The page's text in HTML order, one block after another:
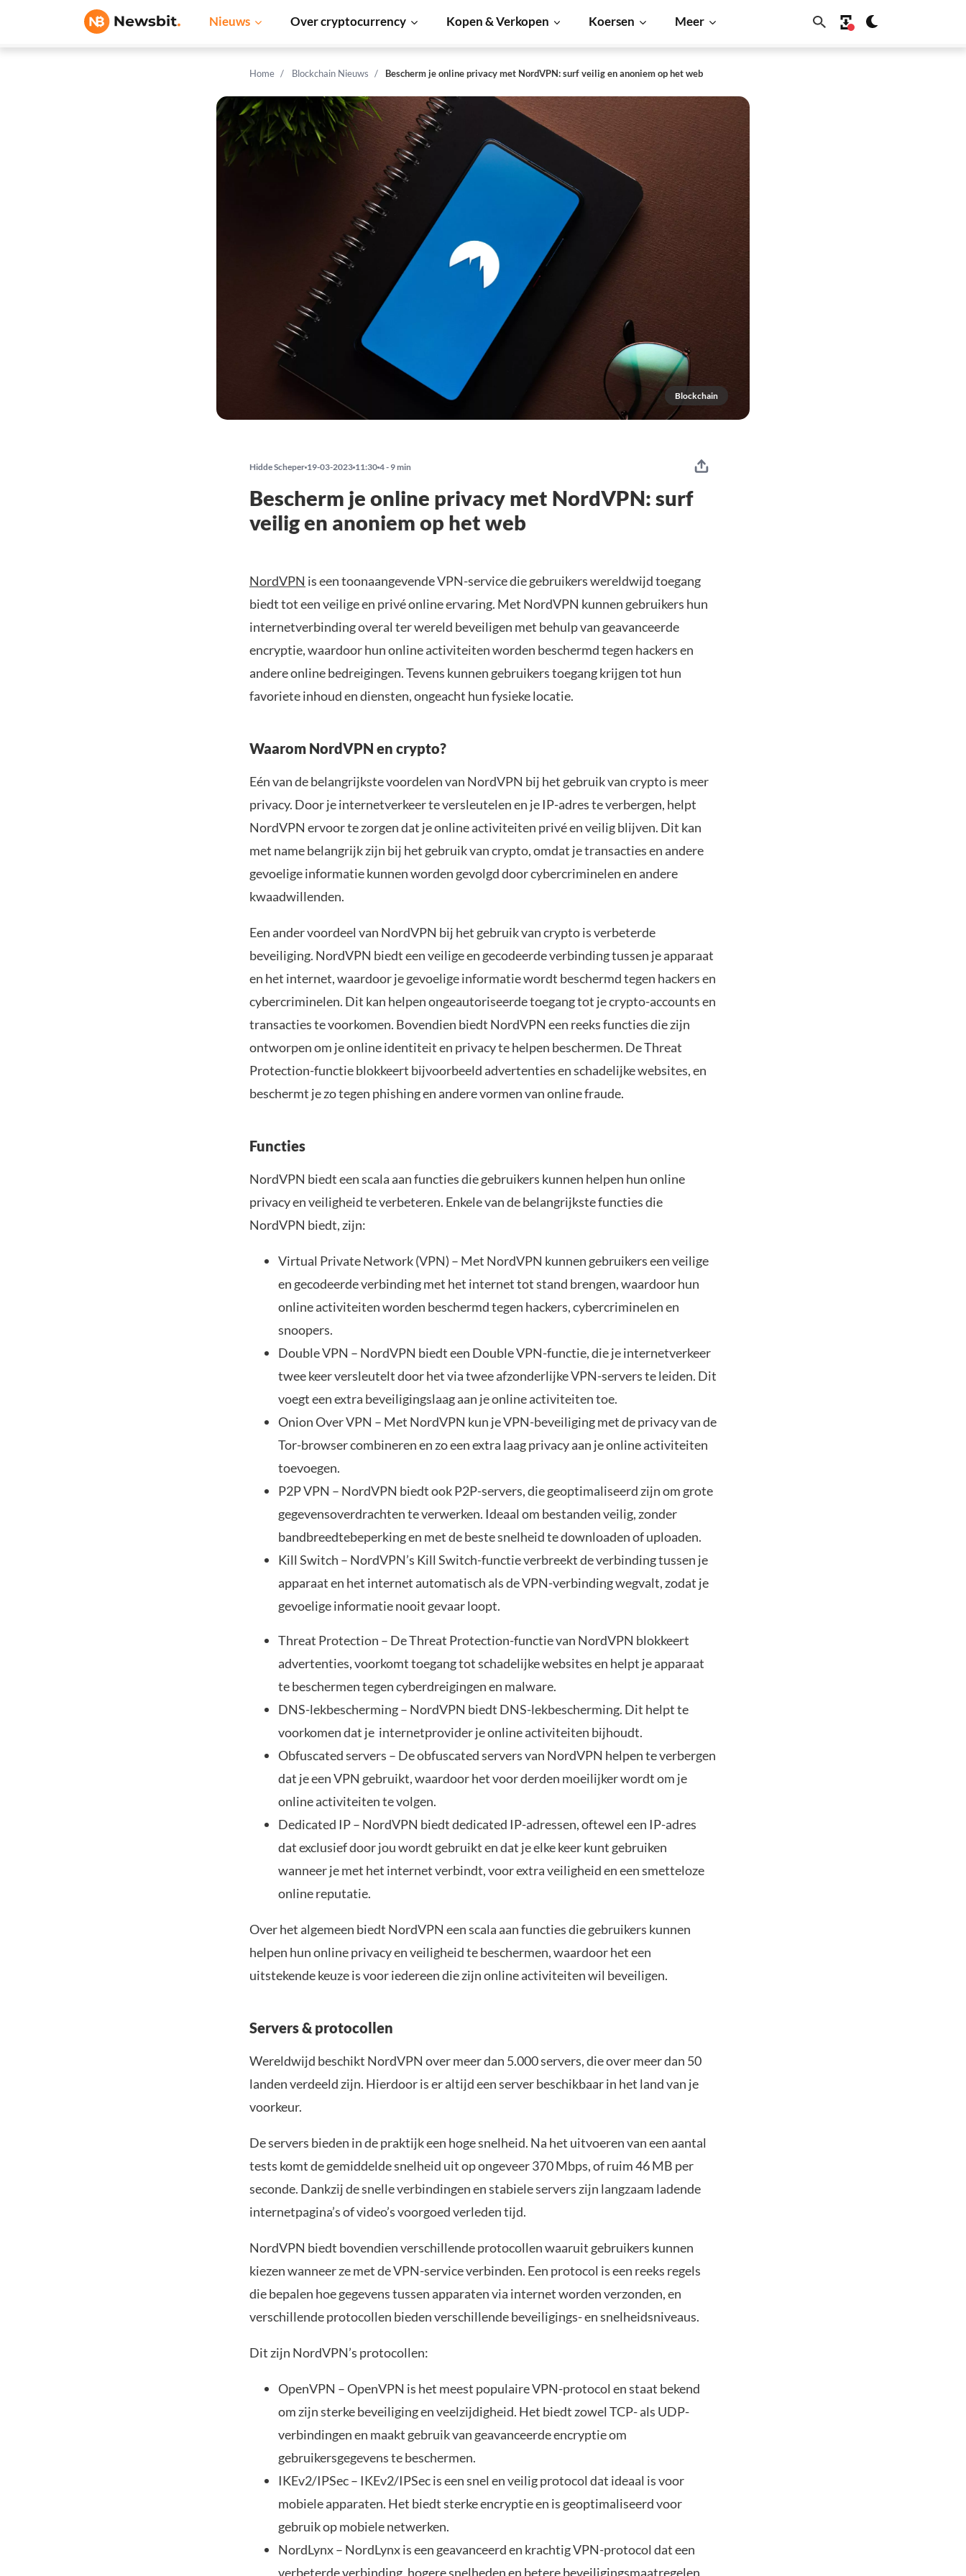
Nieuws Over cryptocurrency Kopen & Verkopen Koersen Meer
Home Blockchain Nieuws Bescherm je online privacy met NordVPN: surf veilig en anoniem op het web
Blockchain
Hidde Scheper 19-03-2023 11:30 4 - 9 min
Bescherm je online privacy met NordVPN: surf
veilig en anoniem op het web
NordVPN is een toonaangevende VPN-service die gebruikers wereldwijd toegang
biedt tot een veilige en privé online ervaring. Met NordVPN kunnen gebruikers hun
internetverbinding overal ter wereld beveiligen met behulp van geavanceerde
encryptie, waardoor hun online activiteiten worden beschermd tegen hackers en
andere online bedreigingen. Tevens kunnen gebruikers toegang krijgen tot hun
favoriete inhoud en diensten, ongeacht hun fysieke locatie.
Waarom NordVPN en crypto?
Eén van de belangrijkste voordelen van NordVPN bij het gebruik van crypto is meer
privacy. Door je internetverkeer te versleutelen en je IP-adres te verbergen, helpt
NordVPN ervoor te zorgen dat je online activiteiten privé en veilig blijven. Dit kan
met name belangrijk zijn bij het gebruik van crypto, omdat je transacties en andere
gevoelige informatie kunnen worden gevolgd door cybercriminelen en andere
kwaadwillenden.
Een ander voordeel van NordVPN bij het gebruik van crypto is verbeterde
beveiliging. NordVPN biedt een veilige en gecodeerde verbinding tussen je apparaat
en het internet, waardoor je gevoelige informatie wordt beschermd tegen hackers en
cybercriminelen. Dit kan helpen ongeautoriseerde toegang tot je crypto-accounts en
transacties te voorkomen. Bovendien biedt NordVPN een reeks functies die zijn
ontworpen om je online identiteit en privacy te helpen beschermen. De Threat
Protection-functie blokkeert bijvoorbeeld advertenties en schadelijke websites, en
beschermt je zo tegen phishing en andere vormen van online fraude.
Functies
NordVPN biedt een scala aan functies die gebruikers kunnen helpen hun online
privacy en veiligheid te verbeteren. Enkele van de belangrijkste functies die
NordVPN biedt, zijn:
Virtual Private Network (VPN) – Met NordVPN kunnen gebruikers een veilige
en gecodeerde verbinding met het internet tot stand brengen, waardoor hun
online activiteiten worden beschermd tegen hackers, cybercriminelen en
snoopers.
Double VPN – NordVPN biedt een Double VPN-functie, die je internetverkeer
twee keer versleutelt door het via twee afzonderlijke VPN-servers te leiden. Dit
voegt een extra beveiligingslaag aan je online activiteiten toe.
Onion Over VPN – Met NordVPN kun je VPN-beveiliging met de privacy van de
Tor-browser combineren en zo een extra laag privacy aan je online activiteiten
toevoegen.
P2P VPN – NordVPN biedt ook P2P-servers, die geoptimaliseerd zijn om grote
gegevensoverdrachten te verwerken. Ideaal om bestanden veilig, zonder
bandbreedtebeperking en met de beste snelheid te downloaden of uploaden.
Kill Switch – NordVPN’s Kill Switch-functie verbreekt de verbinding tussen je
apparaat en het internet automatisch als de VPN-verbinding wegvalt, zodat je
gevoelige informatie nooit gevaar loopt.
Threat Protection – De Threat Protection-functie van NordVPN blokkeert
advertenties, voorkomt toegang tot schadelijke websites en helpt je apparaat
te beschermen tegen cyberdreigingen en malware.
DNS-lekbescherming – NordVPN biedt DNS-lekbescherming. Dit helpt te
voorkomen dat je internetprovider je online activiteiten bijhoudt.
Obfuscated servers – De obfuscated servers van NordVPN helpen te verbergen
dat je een VPN gebruikt, waardoor het voor derden moeilijker wordt om je
online activiteiten te volgen.
Dedicated IP – NordVPN biedt dedicated IP-adressen, oftewel een IP-adres
dat exclusief door jou wordt gebruikt en dat je elke keer kunt gebruiken
wanneer je met het internet verbindt, voor extra veiligheid en een smetteloze
online reputatie.
Over het algemeen biedt NordVPN een scala aan functies die gebruikers kunnen
helpen hun online privacy en veiligheid te beschermen, waardoor het een
uitstekende keuze is voor iedereen die zijn online activiteiten wil beveiligen.
Servers & protocollen
Wereldwijd beschikt NordVPN over meer dan 5.000 servers, die over meer dan 50
landen verdeeld zijn. Hierdoor is er altijd een server beschikbaar in het land van je
voorkeur.
De servers bieden in de praktijk een hoge snelheid. Na het uitvoeren van een aantal
tests komt de gemiddelde snelheid uit op ongeveer 370 Mbps, of ruim 46 MB per
seconde. Dankzij de snelle verbindingen en stabiele servers zijn langzaam ladende
internetpagina’s of video’s voorgoed verleden tijd.
NordVPN biedt bovendien verschillende protocollen waaruit gebruikers kunnen
kiezen wanneer ze met de VPN-service verbinden. Een protocol is een reeks regels
die bepalen hoe gegevens tussen apparaten via internet worden verzonden, en
verschillende protocollen bieden verschillende beveiligings- en snelheidsniveaus.
Dit zijn NordVPN’s protocollen:
OpenVPN – OpenVPN is het meest populaire VPN-protocol en staat bekend
om zijn sterke beveiliging en veelzijdigheid. Het biedt zowel TCP- als UDP-
verbindingen en maakt gebruik van geavanceerde encryptie om
gebruikersgegevens te beschermen.
IKEv2/IPSec – IKEv2/IPSec is een snel en veilig protocol dat ideaal is voor
mobiele apparaten. Het biedt sterke encryptie en is geoptimaliseerd voor
gebruik op mobiele netwerken.
NordLynx – NordLynx is een geavanceerd en krachtig VPN-protocol dat een
verbeterde verbinding, hogere snelheden en betere beveiligingsmaatregelen